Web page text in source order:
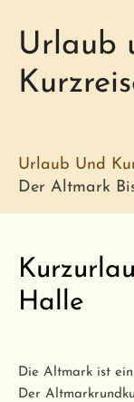
Urlaub
Urlaub Und
Der Altmark
Halle
Die Altmark ist
Der